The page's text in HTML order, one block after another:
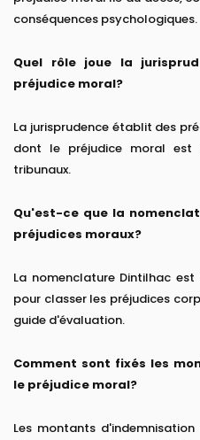
conséquences psychologiques.
Quel rôle joue la
préjudice moral?
La jurisprudence établit des
dont le préjudice moral est
tribunaux.
Qu'est-ce que la
préjudices moraux?
La nomenclature Dintilhac
pour classer les préjudices
guide d'évaluation.
Comment sont fixés les
le préjudice moral?
Les montants